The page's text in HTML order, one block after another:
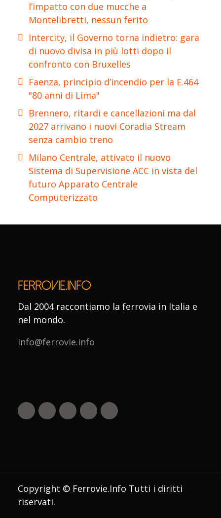
l’impatto con due mucche a
Montelibretti, nessun ferito
Intercity, il Governo torna indietro: gara
di nuovo divisa in più lotti dopo il
confronto con Bruxelles
Faenza, principio d’incendio per la E.464
"80 anni di Lima"
Brennero, ritardi e cancellazioni ma dal
2027 arrivano i nuovi Coradia Stream
senza cambio treno
Milano Centrale, attivato il nuovo
Sistema di Supervisione ACC in vista del
futuro Apparato Centrale
Computerizzato
Dal 2004 raccontiamo la ferrovia in Italia e
nel mondo.
info@ferrovie.info
Copyright © Ferrovie.Info Tutti i diritti
riservati.